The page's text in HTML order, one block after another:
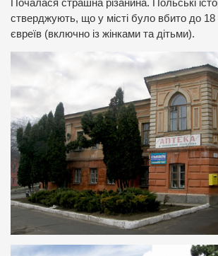
Почалася страшна різанина. Польські
стверджують, що у місті було вбито до 18
євреїв (включно із жінками та дітьми).